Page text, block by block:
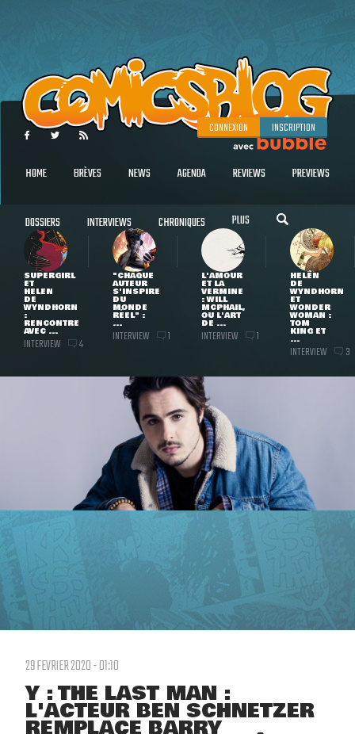
CONNEXION INSCRIPTION
HOME BRÈVES NEWS AGENDA REVIEWS PREVIEWS
DOSSIERS INTERVIEWS CHRONIQUES PLUS
SUPERGIRL
ET
HELEN
DE
WYNDHORN
:
RENCONTRE
AVEC ...
INTERVIEW 4
"CHAQUE
AUTEUR
S'INSPIRE
DU
MONDE
RÉEL" :
...
INTERVIEW 1
L'AMOUR
ET LA
VERMINE
: WILL
MCPHAIL,
OU L'ART
DE ...
INTERVIEW 1
HELEN
DE
WYNDHORN
ET
WONDER
WOMAN :
TOM
KING ET
...
INTERVIEW 3
29 FEVRIER 2020 - 01:10
Y : THE LAST MAN :
L'ACTEUR BEN SCHNETZER